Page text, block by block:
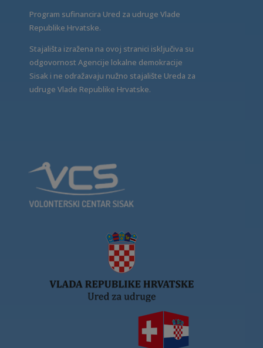
Program sufinancira Ured za udruge Vlade
Republike Hrvatske.
Stajališta izražena na ovoj stranici isključiva su
odgovornost Agencije lokalne demokracije
Sisak i ne odražavaju nužno stajalište Ureda za
udruge Vlade Republike Hrvatske.